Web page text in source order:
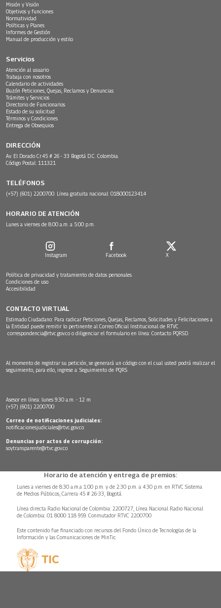
Misión y Visión
Objetivos y funciones
Normatividad
Políticas y Planes
Informes de Gestión
Manual de producción y estilo
Servicios
Atención al usuario
Trabaja con nosotros
Calendario de actividades
Buzón Peticiones, Quejas, Reclamos y Denuncias
Trámites y Servicios
Directorio de Funcionarios
Estado de su solicitud
Términos y Condiciones
Entrega de Obsequios
DIRECCIÓN
Av. El Dorado Cr.45 # 26 - 33 Bogotá D.C. Colombia.
Código Postal: 111321
TELÉFONOS
(+57) (601) 2200700. Línea gratuita nacional: 018000123414
HORARIO DE ATENCIÓN
Lunes a viernes de 8:00 a.m. a 5:00 p.m.
Instagram Facebook X
Política de privacidad y tratamiento de datos personales
Condiciones de uso
Accesibilidad
CONTACTO VIRTUAL
Estimado Ciudadano: Para radicar Peticiones, Quejas, Reclamos, Solicitudes y Felicitaciones a
la Entidad puede remitir lo pertinente al Correo Oficial Institucional de RTVC
correspondencia@rtvc.gov.co o diligenciar el formulario en línea: Contacto PQRSD.
Al momento de registrar su petición, se generará un código con el cual usted podrá realizar el
seguimiento, para ello, ingrese a: Seguimiento de PQRS
Asesor en línea: lunes 9:30 a.m. - 12 m
(+57) (601) 2200700
Correo de notificaciones judiciales:
notificacionesjudiciales@rtvc.gov.co
Denuncias por actos de corrupción:
soytransparente@rtvc.gov.co
Horario de atención y entrega de premios:
Lunes a viernes de 8:30 a.m.a 1:00 p.m. y de 2:30 p.m. a 4:30 p.m. en RTVC Sistema
de Medios Públicos, Carrera 45 # 26-33, Bogotá.
Línea directa Radio Nacional de Colombia: 2200727, Línea Nacional Radio Nacional
de Colombia: 01 8000 118 959. Conmutador RTVC 2200700
Este contenido fue financiado con recursos del Fondo Único de Tecnologías de la
Información y las Comunicaciones de MinTic.